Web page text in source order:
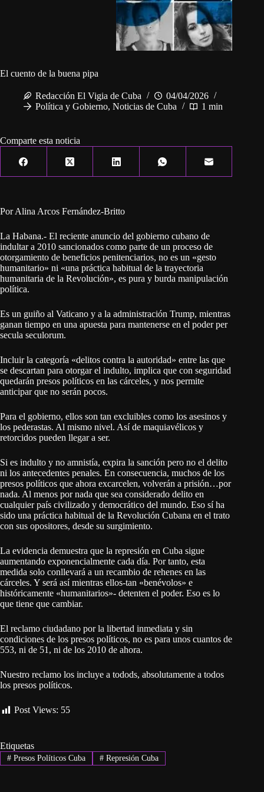
El cuento de la buena pipa
Redacción El Vigia de Cuba
04/04/2026
Política y Gobierno, Noticias de Cuba 1 min
Comparte esta noticia
Por Alina Arcos Fernández-Britto
La Habana.- El reciente anuncio del gobierno cubano de
indultar a 2010 sancionados como parte de un proceso de
otorgamiento de beneficios penitenciarios, no es un «gesto
humanitario» ni «una práctica habitual de la trayectoria
humanitaria de la Revolución», es pura y burda manipulación
política.
Es un guiño al Vaticano y a la administración Trump, mientras
ganan tiempo en una apuesta para mantenerse en el poder per
secula seculorum.
Incluir la categoría «delitos contra la autoridad» entre las que
se descartan para otorgar el indulto, implica que con seguridad
quedarán presos políticos en las cárceles, y nos permite
anticipar que no serán pocos.
Para el gobierno, ellos son tan excluibles como los asesinos y
los pederastas. Al mismo nivel. Así de maquiavélicos y
retorcidos pueden llegar a ser.
Si es indulto y no amnistía, expira la sanción pero no el delito
ni los antecedentes penales. En consecuencia, muchos de los
presos políticos que ahora excarcelen, volverán a prisión…por
nada. Al menos por nada que sea considerado delito en
cualquier país civilizado y democrático del mundo. Eso sí ha
sido una práctica habitual de la Revolución Cubana en el trato
con sus opositores, desde su surgimiento.
La evidencia demuestra que la represión en Cuba sigue
aumentando exponencialmente cada día. Por tanto, esta
medida solo conllevará a un recambio de rehenes en las
cárceles. Y será así mientras ellos-tan «benévolos» e
históricamente «humanitarios»- detenten el poder. Eso es lo
que tiene que cambiar.
El reclamo ciudadano por la libertad inmediata y sin
condiciones de los presos políticos, no es para unos cuantos de
553, ni de 51, ni de los 2010 de ahora.
Nuestro reclamo los incluye a todods, absolutamente a todos
los presos políticos.
Post Views: 55
Etiquetas
#Presos Políticos Cuba #Represión Cuba